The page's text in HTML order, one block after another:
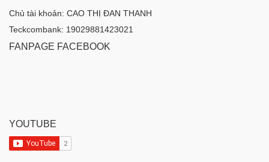
Chủ tài khoản: CAO THỊ ĐAN THANH
Teckcombank: 19029881423021
FANPAGE FACEBOOK
YOUTUBE